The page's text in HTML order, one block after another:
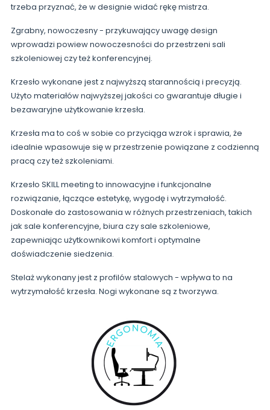
trzeba przyznać, że w designie widać rękę mistrza.
Zgrabny, nowoczesny - przykuwający uwagę design
wprowadzi powiew nowoczesności do przestrzeni sali
szkoleniowej czy też konferencyjnej.
Krzesło wykonane jest z najwyższą starannością i precyzją.
Użyto materiałów najwyższej jakości co gwarantuje długie i
bezawaryjne użytkowanie krzesła.
Krzesła ma to coś w sobie co przyciąga wzrok i sprawia, że
idealnie wpasowuje się w przestrzenie powiązane z codzienną
pracą czy też szkoleniami.
Krzesło SKILL meeting to innowacyjne i funkcjonalne
rozwiązanie, łączące estetykę, wygodę i wytrzymałość.
Doskonałe do zastosowania w różnych przestrzeniach, takich
jak sale konferencyjne, biura czy sale szkoleniowe,
zapewniając użytkownikowi komfort i optymalne
doświadczenie siedzenia.
Stelaż wykonany jest z profilów stalowych - wpływa to na
wytrzymałość krzesła. Nogi wykonane są z tworzywa.